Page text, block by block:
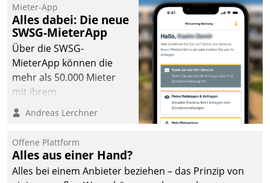
Mieter-App
Alles dabei: Die neue
SWSG-MieterApp
Über die SWSG-
MieterApp können die
mehr als 50.000 Mieter
mit ihrem
Wohnungsunternehmen
kommunizieren, auf dem
einsehen und ändern
oder
Schadensmeldungen
Andreas Lerchner
Offene Plattform
Alles aus einer Hand?
Alles bei einem Anbieter beziehen – das Prinzip von